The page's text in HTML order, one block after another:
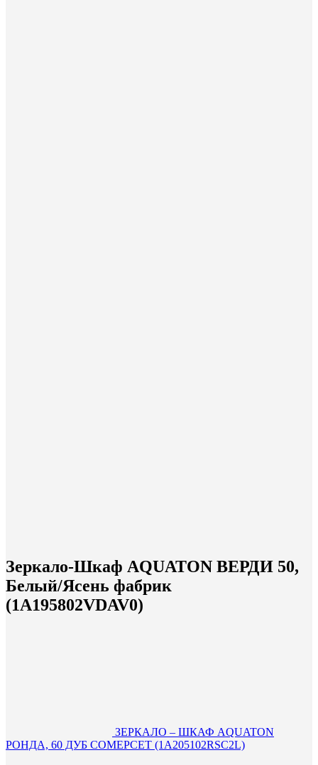
Зеркало-Шкаф AQUATON ВЕРДИ 50,
Белый/Ясень фабрик
(1A195802VDAV0)
ЗЕРКАЛО – ШКАФ AQUATON
РОНДА, 60 ДУБ СОМЕРСЕТ (1A205102RSC2L)